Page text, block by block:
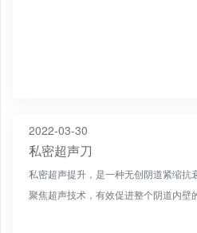
2022-03-30
私密超声刀
私密超声提升，是一种无创阴道紧缩抗
聚焦超声技术，有效促进整个阴道内壁